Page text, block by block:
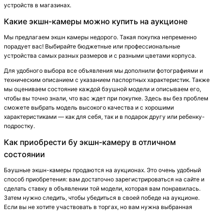
устройств в магазинах.
Какие экшн-камеры можно купить на аукционе
Мы предлагаем экшн камеры недорого. Такая покупка непременно
порадует вас! Выбирайте бюджетные или профессиональные
устройства самых разных размеров и с разными цветами корпуса.
Для удобного выбора все объявления мы дополнили фотографиями и
техническим описанием с указанием паспортных характеристик. Также
мы оцениваем состояние каждой бэушной модели и описываем его,
чтобы вы точно знали, что вас ждет при покупке. Здесь вы без проблем
сможете выбрать модель высокого качества и с хорошими
характеристиками — как для себя, так и в подарок другу или ребенку-
подростку.
Как приобрести бу экшн-камеру в отличном
состоянии
Бэушные экшн-камеры продаются на аукционах. Это очень удобный
способ приобретения: вам достаточно зарегистрироваться на сайте и
сделать ставку в объявлении той модели, которая вам понравилась.
Затем нужно следить, чтобы убедиться в своей победе на аукционе.
Если вы не хотите участвовать в торгах, но вам нужна выбранная